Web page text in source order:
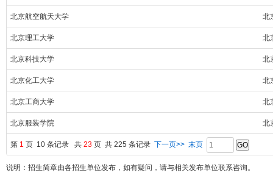
北京航空航天大学 北
北京理工大学 北
北京科技大学 北
北京化工大学 北
北京工商大学 北
北京服装学院 北
第 1 页 10 条记录 共 23 页 共 225 条记录 下一页>> 末页
说明：招生简章由各招生单位发布，如有疑问，请与相关发布单位联系咨询。